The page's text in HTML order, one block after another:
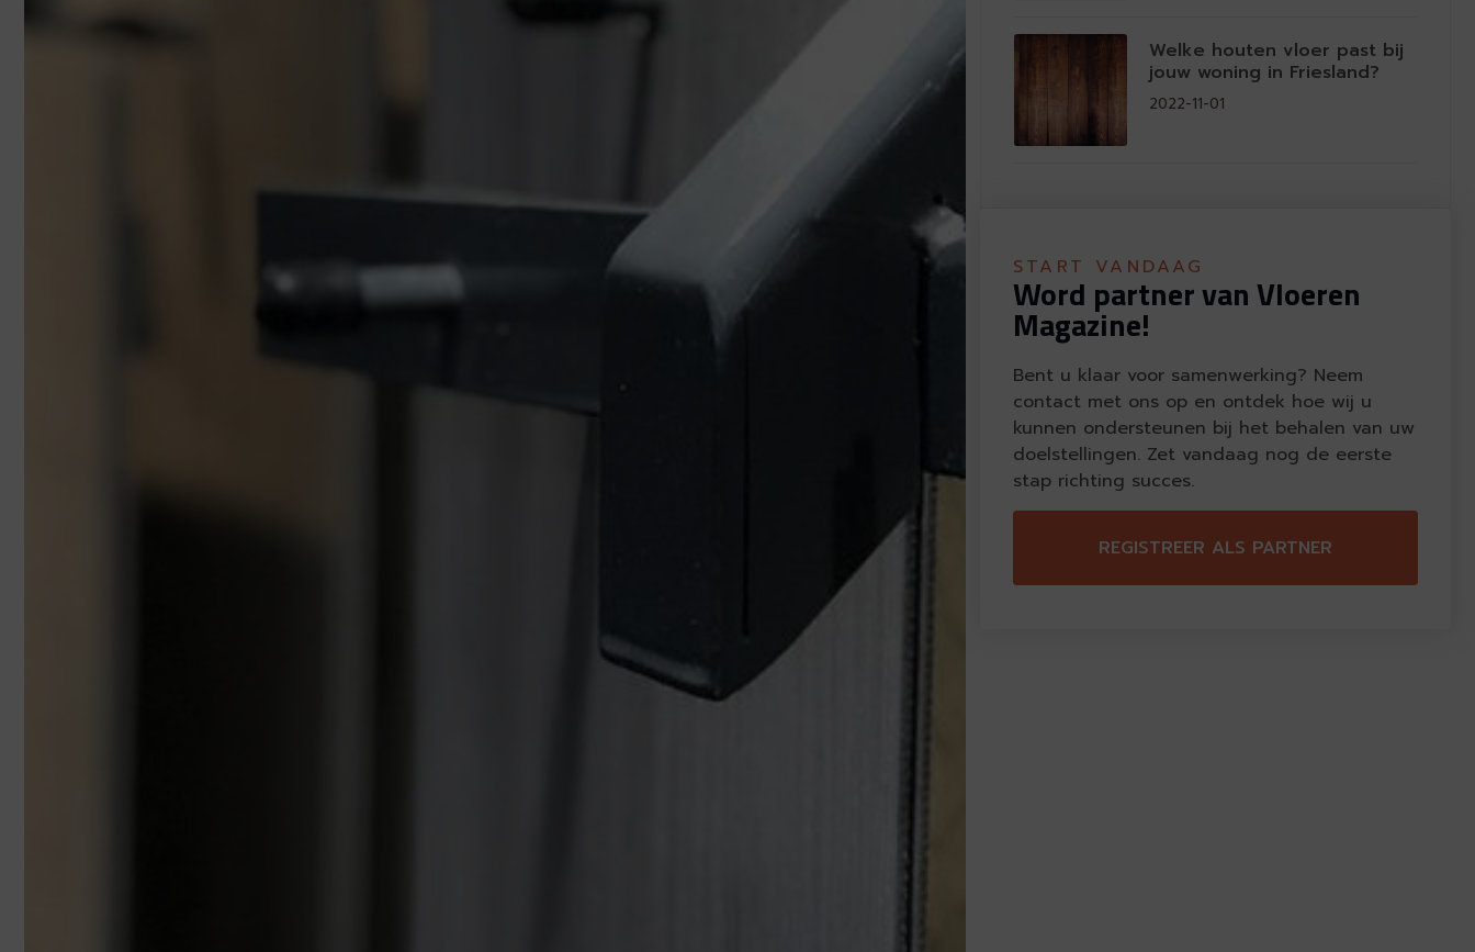
Welke houten vloer past bij
jouw woning in Friesland?
2022-11-01
START VANDAAG
Word partner van Vloeren
Magazine!
Bent u klaar voor samenwerking? Neem
contact met ons op en ontdek hoe wij u
kunnen ondersteunen bij het behalen van uw
doelstellingen. Zet vandaag nog de eerste
stap richting succes.
REGISTREER ALS PARTNER